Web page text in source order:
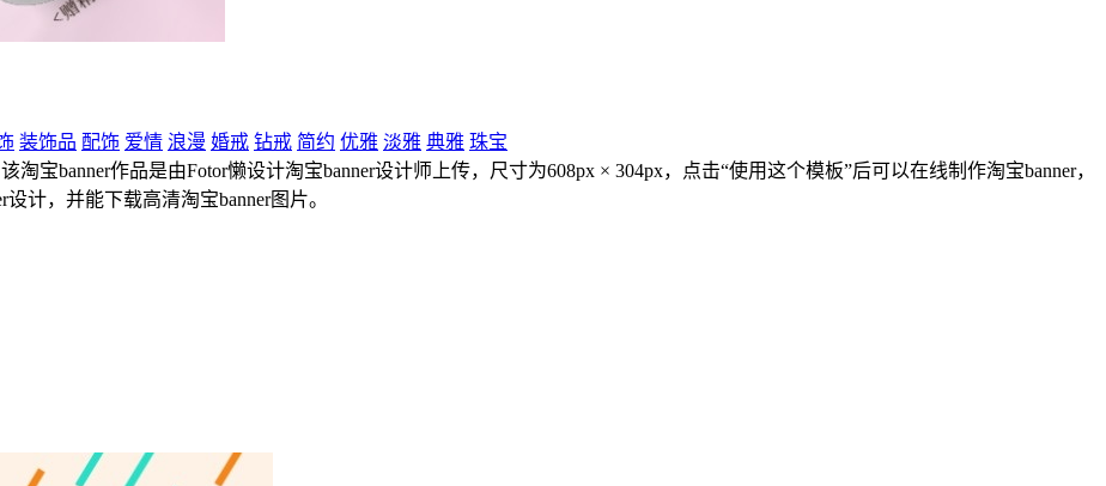
装饰品 配饰 爱情 浪漫 婚戒 钻戒 简约 优雅 淡雅 典雅 珠宝
宝banner作品是由Fotor懒设计淘宝banner设计师上传，尺寸为608px × 304px，点击“使用这个模板”后可以在线制作淘宝banner，
计，并能下载高清淘宝banner图片。